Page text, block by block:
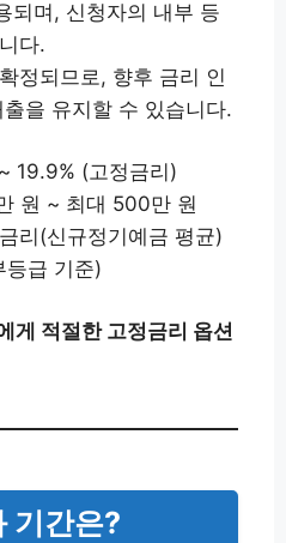
되며, 신청자의 내부 등
다.
정되므로, 향후 금리 인
을 유지할 수 있습니다.
19.9% (고정금리)
원 ~ 최대 500만 원
리(신규정기예금 평균)
등급 기준)
게 적절한 고정금리 옵션
기간은?